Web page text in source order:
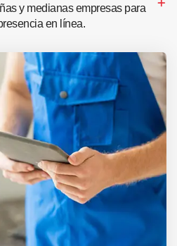
y medianas empresas para
en línea.